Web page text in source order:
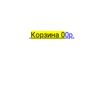
Корзина 00р.